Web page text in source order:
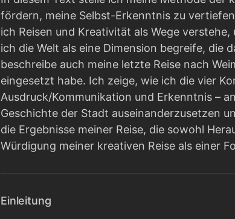
fördern, meine Selbst-Erkenntnis zu
ich Reisen und Kreativität als Wege
ich die Welt als eine Dimension begreife, die
beschreibe auch meine letzte Reise nach
eingesetzt habe. Ich zeige, wie ich die vier
Ausdruck/Kommunikation und Erkenntnis –
Geschichte der Stadt auseinanderzusetzen
die Ergebnisse meiner Reise, die sowohl
Würdigung meiner kreativen Reise als einer
Einleitung